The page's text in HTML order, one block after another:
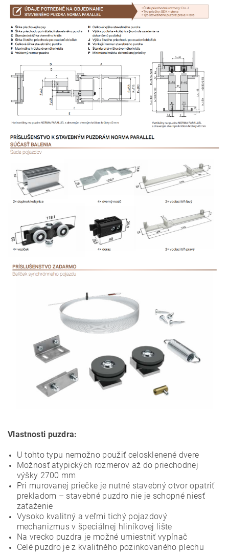
Vlastnosti puzdra:
U tohto typu nemožno použiť celosklenené dvere
Možnosť atypických rozmerov až do priechodnej
výšky 2700 mm
Pri murovanej priečke je nutné stavebný otvor opatriť
prekladom – stavebné puzdro nie je schopné niesť
zaťaženie
Vysoko kvalitný a veľmi tichý pojazdový
mechanizmus v špeciálnej hliníkovej lište
Na vrecko puzdra je možné umiestniť vypínač
Celé puzdro je z kvalitného pozinkovaného plechu